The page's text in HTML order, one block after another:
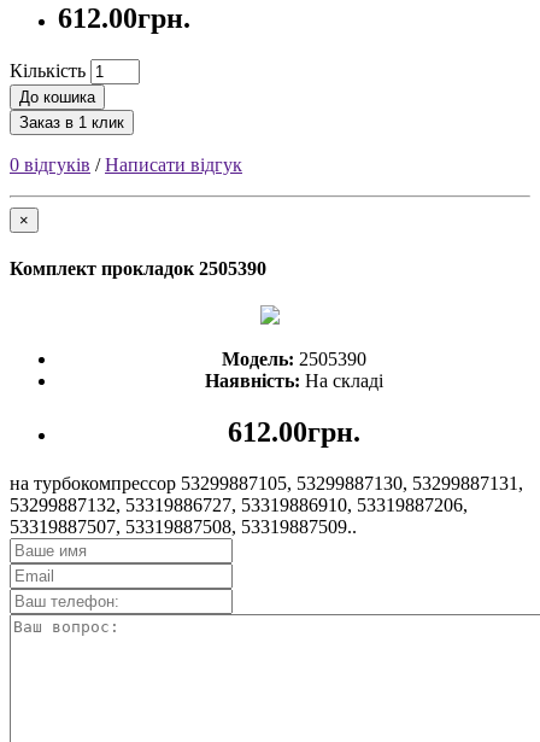
612.00грн.
Кількість
До кошика
Заказ в 1 клик
0 відгуків /Написати відгук
×
Комплект прокладок 2505390
Модель: 2505390
Наявність: На складі
612.00грн.
на турбокомпрессор 53299887105, 53299887130, 53299887131,
53299887132, 53319886727, 53319886910, 53319887206,
53319887507, 53319887508, 53319887509..